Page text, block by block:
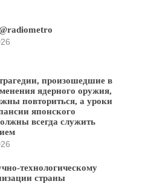
произошедшие в
ядерного оружия,
повториться, а уроки
японского
всегда служить
технологическому
страны